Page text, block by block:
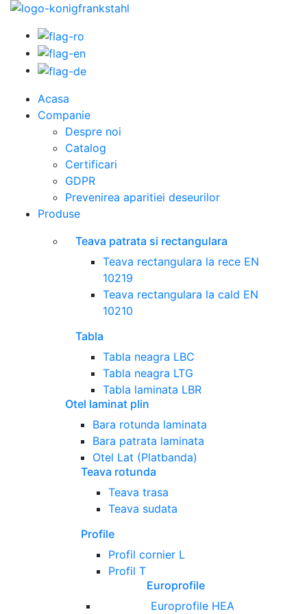
Acasa
Companie
Despre noi
Catalog
Certificari
GDPR
Prevenirea aparitiei deseurilor
Produse
Teava patrata si rectangulara
Teava rectangulara la rece EN
10219
Teava rectangulara la cald EN
10210
Tabla
Tabla neagra LBC
Tabla neagra LTG
Tabla laminata LBR
Otel laminat plin
Bara rotunda laminata
Bara patrata laminata
Otel Lat (Platbanda)
Teava rotunda
Teava trasa
Teava sudata
Profile
Profil cornier L
Profil T
Europrofile
Europrofile HEA